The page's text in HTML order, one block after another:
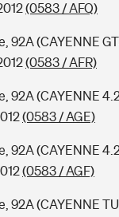
(0583 / AFQ)
92A (CAYENNE
(0583 / AFR)
92A (CAYENNE
(0583 / AGE)
92A (CAYENNE
(0583 / AGF)
92A (CAYENNE